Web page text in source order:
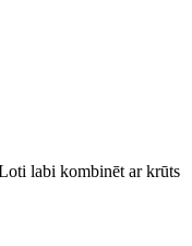
labi kombinēt ar krūts